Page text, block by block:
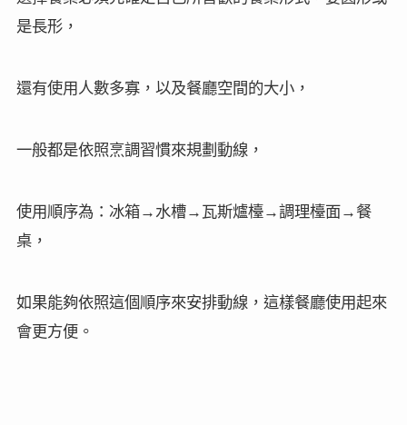
是長形，
還有使用人數多寡，以及餐廳空間的大小，
一般都是依照烹調習慣來規劃動線，
使用順序為：冰箱→水槽→瓦斯爐檯→調理檯面→餐
桌，
如果能夠依照這個順序來安排動線，這樣餐廳使用起來
會更方便。